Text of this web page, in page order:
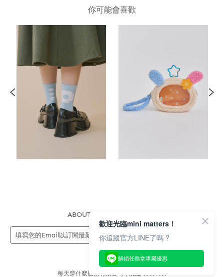
你可能會喜歡
ABOUT US
每天穿什麼股份有限公司 | 統編 83689089
歡迎光臨mini matters！
你追蹤官方LINE了嗎 ?
解鎖任務拿專屬優惠